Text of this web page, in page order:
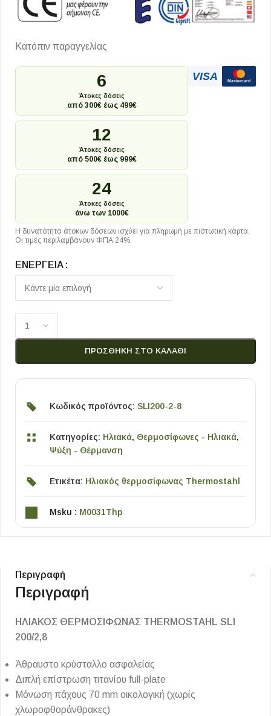
Κατόπιν παραγγελίας
6
Άτοκες δόσεις
από 300€ έως 499€
12
Άτοκες δόσεις
από 500€ έως 999€
24
Άτοκες δόσεις
άνω των 1000€
VISA Mastercard
Η δυνατότητα άτοκων δόσεων ισχύει για πληρωμή με πιστωτική κάρτα.
Οι τιμές περιλαμβάνουν ΦΠΑ 24%.
ΕΝΈΡΓΕΙΑ
ΠΡΟΣΘΉΚΗ ΣΤΟ ΚΑΛΆΘΙ
Κωδικός προϊόντος: SLI200-2-8
Κατηγορίες: Ηλιακά, Θερμοσίφωνες - Ηλιακά,
Ψύξη - Θέρμανση
Ετικέτα: Ηλιακός θερμοσίφωνας Thermostahl
Msku : M0031Thp
Περιγραφή
Περιγραφή
ΗΛΙΑΚΟΣ ΘΕΡΜΟΣΙΦΩΝΑΣ THERMOSTAHL SLI
200/2,8
Άθραυστο κρύσταλλο ασφαλείας
Διπλή επίστρωση τιτανίου full-plate
Μόνωση πάχους 70 mm οικολογική (χωρίς
χλωροφθοράνθρακες)